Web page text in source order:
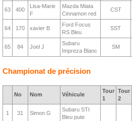
63 400
Lisa-Marie
F
Mazda Miata
Cinnamon red
CST
64 170 xavier B
Ford Focus
RS Bleu
SST
65 84 Joel J
Subaru
Impreza Blanc
SM
Championat de précision
No Nom Véhicule
Tour
1
Tour
2
1 31 Simon G
Subaru STI
Bleu pute